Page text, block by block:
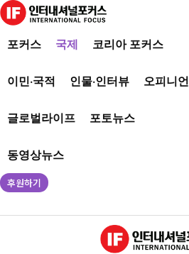
포커스 국제 코리아 포커스
이민·국적 인물·인터뷰 오피니언
글로벌라이프 포토뉴스
동영상뉴스
후원하기